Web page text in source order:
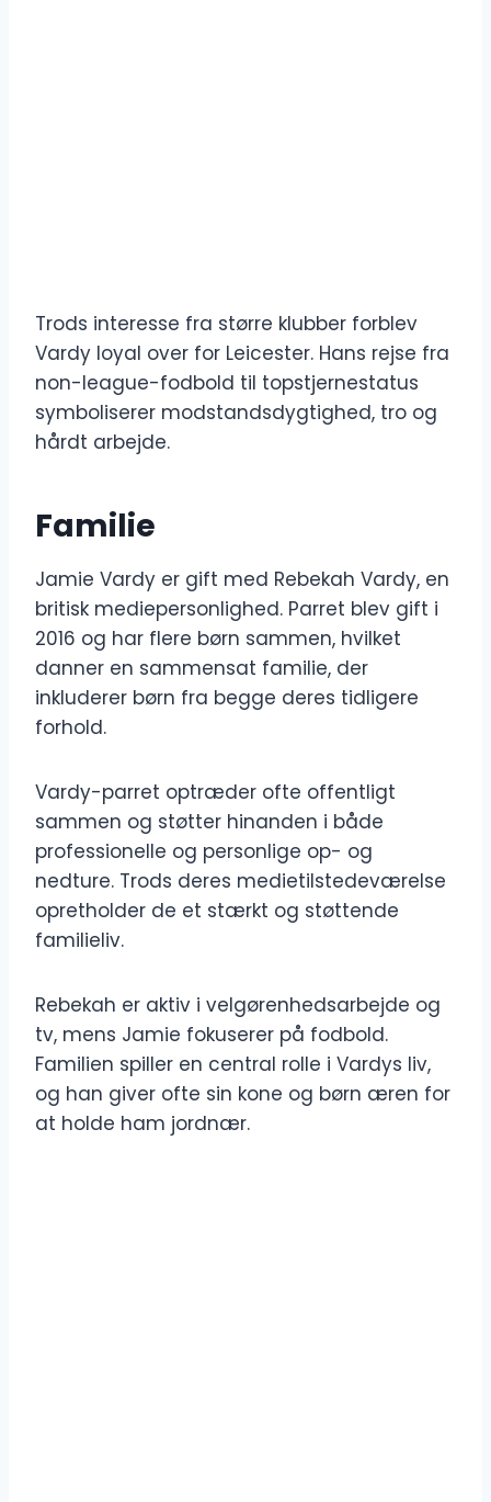
Trods interesse fra større klubber forblev
Vardy loyal over for Leicester. Hans rejse fra
non-league-fodbold til topstjernestatus
symboliserer modstandsdygtighed, tro og
hårdt arbejde.
Familie
Jamie Vardy er gift med Rebekah Vardy, en
britisk mediepersonlighed. Parret blev gift i
2016 og har flere børn sammen, hvilket
danner en sammensat familie, der
inkluderer børn fra begge deres tidligere
forhold.
Vardy-parret optræder ofte offentligt
sammen og støtter hinanden i både
professionelle og personlige op- og
nedture. Trods deres medietilstedeværelse
opretholder de et stærkt og støttende
familieliv.
Rebekah er aktiv i velgørenhedsarbejde og
tv, mens Jamie fokuserer på fodbold.
Familien spiller en central rolle i Vardys liv,
og han giver ofte sin kone og børn æren for
at holde ham jordnær.